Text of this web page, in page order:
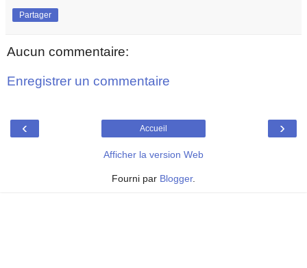
Partager
Aucun commentaire:
Enregistrer un commentaire
‹ ›
Accueil
Afficher la version Web
Fourni par Blogger.